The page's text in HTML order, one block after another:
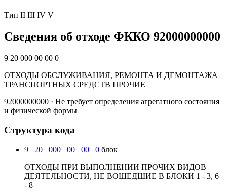
Тип II III IV V
Сведения об отходе ФККО 92000000000
9 20 000 00 00 0
ОТХОДЫ ОБСЛУЖИВАНИЯ, РЕМОНТА И ДЕМОНТАЖА
ТРАНСПОРТНЫХ СРЕДСТВ ПРОЧИЕ
92000000000 · Не требует определения агрегатного состояния
и физической формы
Структура кода
9 20 000 00 00 0 блок
ОТХОДЫ ПРИ ВЫПОЛНЕНИИ ПРОЧИХ ВИДОВ
ДЕЯТЕЛЬНОСТИ, НЕ ВОШЕДШИЕ В БЛОКИ 1 - 3, 6
- 8